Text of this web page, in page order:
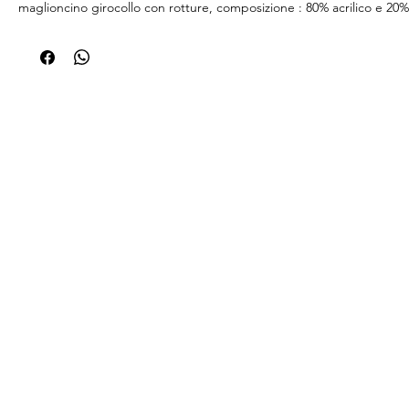
maglioncino girocollo con rotture, composizione : 80% acrilico e